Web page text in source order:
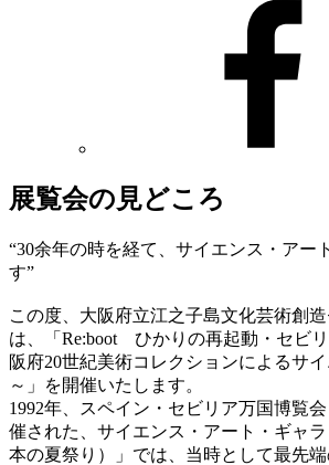
展覧会の見どころ
“30余年の時を経て、サイエンス・アー
す”
この度、大阪府立江之子島文化芸術創
は、「Re:boot ひかりの再起動・セビ
阪府20世紀美術コレクションによるサ
～」を開催いたします。
1992年、スペイン・セビリア万国博覧
催された、サイエンス・アート・ギャ
本の夏祭り）」では、当時として最先